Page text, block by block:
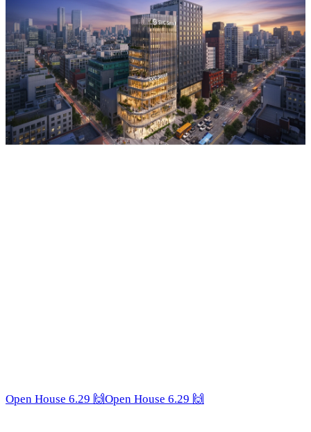
Open House 6.29 🙌Open House 6.29 🙌